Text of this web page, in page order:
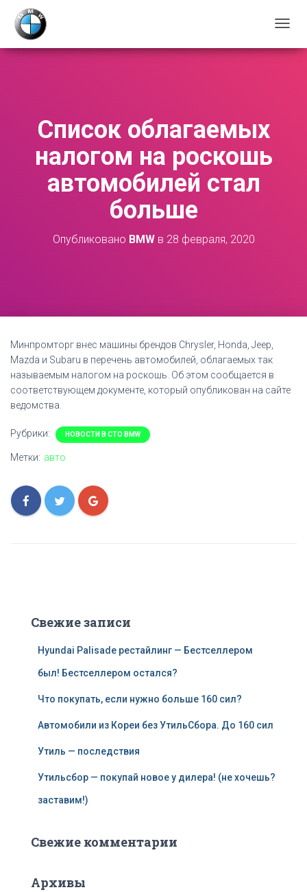
Е
Список облагаемых
налогом на роскошь
автомобилей стал
больше
Опубликовано BMWв 28 февраля, 2020
Минпромторг внес машины брендов Chrysler, Honda, Jeep,
Mazda и Subaru в перечень автомобилей, облагаемых так
называемым налогом на роскошь. Об этом сообщается в
соответствующем документе, который опубликован на сайте
ведомства.
Рубрики: НОВОСТИ В СТО BMW
Метки: авто
Свежие записи
Hyundai Palisade рестайлинг — Бестселлером
был! Бестселлером остался?
Что покупать, если нужно больше 160 сил?
Автомобили из Кореи без УтильСбора. До 160 сил
Утиль — последствия
Утильсбор — покупай новое у дилера! (не хочешь?
заставим!)
Свежие комментарии
Архивы